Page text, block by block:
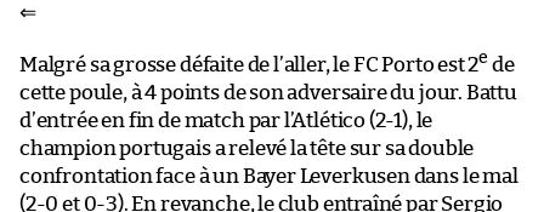
⇐
Malgré sa grosse défaite de l’aller, le FC Porto est 2e de
cette poule, à 4 points de son adversaire du jour. Battu
d’entrée en fin de match par l’Atlético (2-1), le
champion portugais a relevé la tête sur sa double
confrontation face à un Bayer Leverkusen dans le mal
(2-0 et 0-3). En revanche, le club entraîné par Sergio